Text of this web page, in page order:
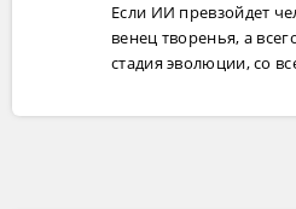
Если ИИ превзойдет
венец творенья, а
стадия эволюции, со